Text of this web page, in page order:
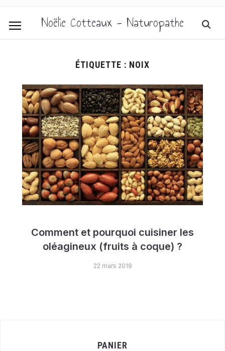
Noëlie Cotteaux - Naturopathe
ÉTIQUETTE : NOIX
Comment et pourquoi cuisiner les
oléagineux (fruits à coque) ?
22 mars 2019
PANIER